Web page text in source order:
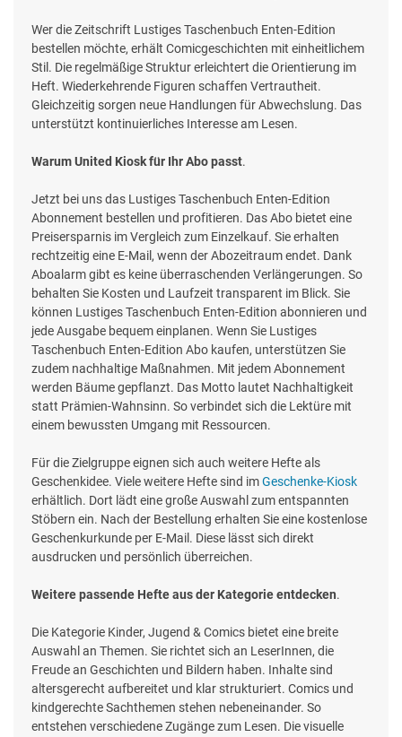
Wer die Zeitschrift Lustiges Taschenbuch Enten-Edition
bestellen möchte, erhält Comicgeschichten mit einheitlichem
Stil. Die regelmäßige Struktur erleichtert die Orientierung im
Heft. Wiederkehrende Figuren schaffen Vertrautheit.
Gleichzeitig sorgen neue Handlungen für Abwechslung. Das
unterstützt kontinuierliches Interesse am Lesen.
Warum United Kiosk für Ihr Abo passt.
Jetzt bei uns das Lustiges Taschenbuch Enten-Edition
Abonnement bestellen und profitieren. Das Abo bietet eine
Preisersparnis im Vergleich zum Einzelkauf. Sie erhalten
rechtzeitig eine E-Mail, wenn der Abozeitraum endet. Dank
Aboalarm gibt es keine überraschenden Verlängerungen. So
behalten Sie Kosten und Laufzeit transparent im Blick. Sie
können Lustiges Taschenbuch Enten-Edition abonnieren und
jede Ausgabe bequem einplanen. Wenn Sie Lustiges
Taschenbuch Enten-Edition Abo kaufen, unterstützen Sie
zudem nachhaltige Maßnahmen. Mit jedem Abonnement
werden Bäume gepflanzt. Das Motto lautet Nachhaltigkeit
statt Prämien-Wahnsinn. So verbindet sich die Lektüre mit
einem bewussten Umgang mit Ressourcen.
Für die Zielgruppe eignen sich auch weitere Hefte als
Geschenkidee. Viele weitere Hefte sind imGeschenke-Kiosk
erhältlich. Dort lädt eine große Auswahl zum entspannten
Stöbern ein. Nach der Bestellung erhalten Sie eine kostenlose
Geschenkurkunde per E-Mail. Diese lässt sich direkt
ausdrucken und persönlich überreichen.
Weitere passende Hefte aus der Kategorie entdecken.
Die Kategorie Kinder, Jugend & Comics bietet eine breite
Auswahl an Themen. Sie richtet sich an LeserInnen, die
Freude an Geschichten und Bildern haben. Inhalte sind
altersgerecht aufbereitet und klar strukturiert. Comics und
kindgerechte Sachthemen stehen nebeneinander. So
entstehen verschiedene Zugänge zum Lesen. Die visuelle